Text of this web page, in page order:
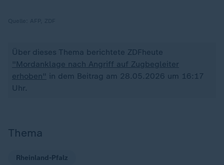
Über dieses Thema berichtete ZDFheute
"Mordanklage nach Angriff auf Zugbegleiter
erhoben" in dem Beitrag am 28.05.2026 um 16:17
Uhr.
Thema
Rheinland-Pfalz